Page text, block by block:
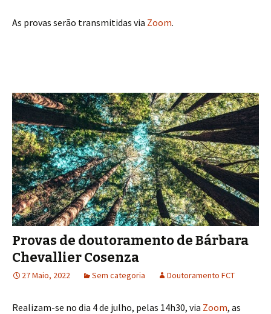
As provas serão transmitidas via Zoom.
Provas de doutoramento de Bárbara
Chevallier Cosenza
27 Maio, 2022 Sem categoria Doutoramento FCT
Realizam-se no dia 4 de julho, pelas 14h30, via Zoom, as